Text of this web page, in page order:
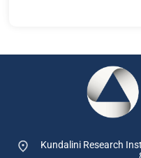
Kundalini Research